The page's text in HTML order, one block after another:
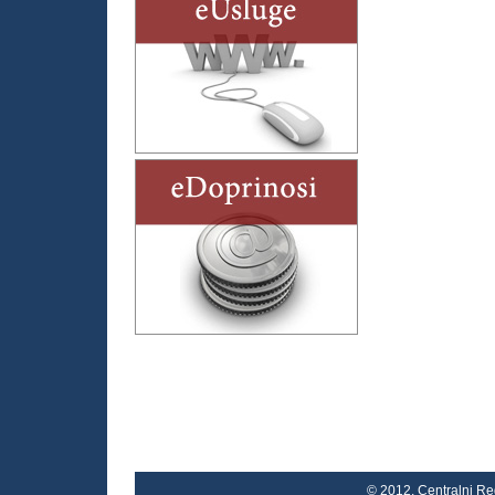
© 2012. Centralni